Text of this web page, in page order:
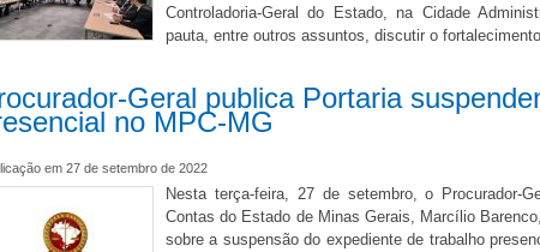
Controladoria-Geral do Estado, na Cidade
pauta, entre outros assuntos, discutir o
Geral publica Portaria
no MPC-MG
em 27 de setembro de 2022
Nesta terça-feira, 27 de setembro, o Procurador-
Contas do Estado de Minas Gerais, Marcílio
sobre a suspensão do expediente de trabalho